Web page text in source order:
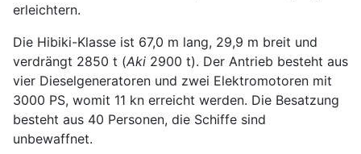
erleichtern.
Die Hibiki-Klasse ist 67,0 m lang, 29,9 m breit und
verdrängt 2850 t (Aki 2900 t). Der Antrieb besteht aus
vier Dieselgeneratoren und zwei Elektromotoren mit
3000 PS, womit 11 kn erreicht werden. Die Besatzung
besteht aus 40 Personen, die Schiffe sind
unbewaffnet.